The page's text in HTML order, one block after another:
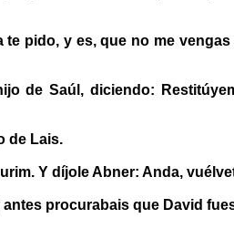
pido, y es, que no me
de Saúl, diciendo:
de Lais.
Y díjole Abner: Anda,
procurabais que David